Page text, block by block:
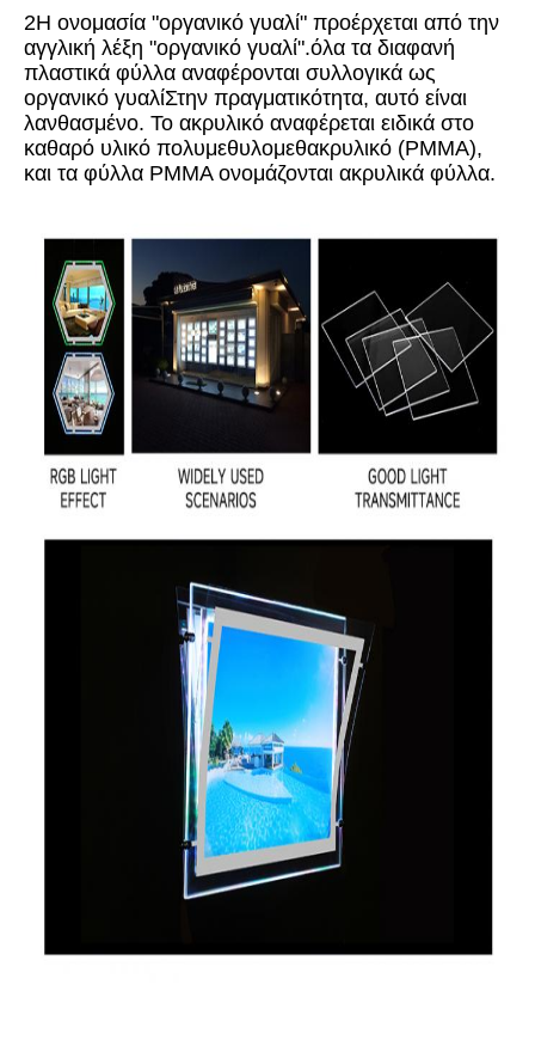
2Η ονομασία "οργανικό γυαλί" προέρχεται από την
αγγλική λέξη "οργανικό γυαλί".όλα τα διαφανή
πλαστικά φύλλα αναφέρονται συλλογικά ως
οργανικό γυαλίΣτην πραγματικότητα, αυτό είναι
λανθασμένο. Το ακρυλικό αναφέρεται ειδικά στο
καθαρό υλικό πολυμεθυλομεθακρυλικό (PMMA),
και τα φύλλα PMMA ονομάζονται ακρυλικά φύλλα.